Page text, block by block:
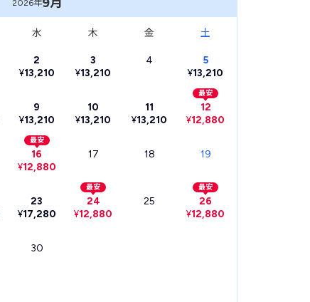
2026年
水 木 金 土
2
¥13,210
3
¥13,210
4
5
¥13,210
9
¥13,210
10
¥13,210
11
¥13,210
最安
12
¥12,880
最安
16
¥12,880
17 18 19
23
¥17,280
最安
24
¥12,880
25
最安
26
¥12,880
30